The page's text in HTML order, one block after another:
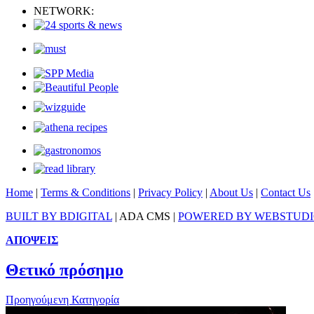
NETWORK:
Home | Terms & Conditions | Privacy Policy | About Us | Contact Us
BUILT BY BDIGITAL | ADA CMS | POWERED BY
ΑΠΟΨΕΙΣ
Θετικό πρόσημο
Προηγούμενη Κατηγορία